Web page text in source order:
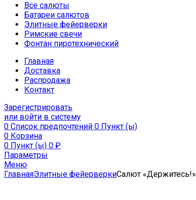
Все салюты
Батареи салютов
Элитные фейерверки
Римские свечи
Фонтан пиротехнический
Главная
Доставка
Распродажа
Контакт
Зарегистрировать
или войти в систему
0 Список предпочтений 0 Пункт (ы)
0 Корзина
0 Пункт (ы) 0 ₽
Параметры
Меню
ГлавнаяЭлитные фейерверкиСалют «Держитесь!»